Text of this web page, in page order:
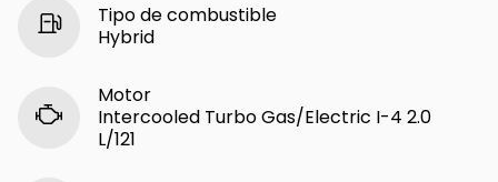
Tipo de combustible
Hybrid
Motor
Intercooled Turbo Gas/Electric I-4 2.0
L/121